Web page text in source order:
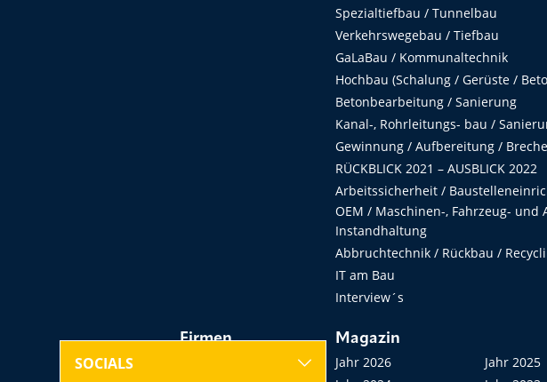
Spezialtiefbau / Tunnelbau
Verkehrswegebau / Tiefbau
GaLaBau / Kommunaltechnik
Hochbau (Schalung / Gerüste /
Betonbearbeitung / Sanierung
Kanal-, Rohrleitungs- bau /
Gewinnung / Aufbereitung /
RÜCKBLICK 2021 – AUSBLICK 2022
Arbeitssicherheit /
OEM / Maschinen-, Fahrzeug-
Instandhaltung
Abbruchtechnik / Rückbau /
IT am Bau
Interview´s
Firmen Magazin
Jahr 2026
Jahr 2025
SOCIALS